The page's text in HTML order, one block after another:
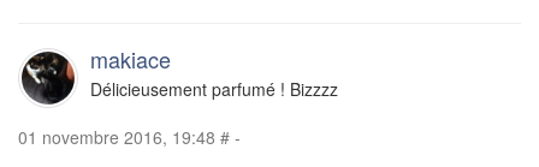
makiace
Délicieusement parfumé ! Bizzzz
01 novembre 2016, 19:48 # -